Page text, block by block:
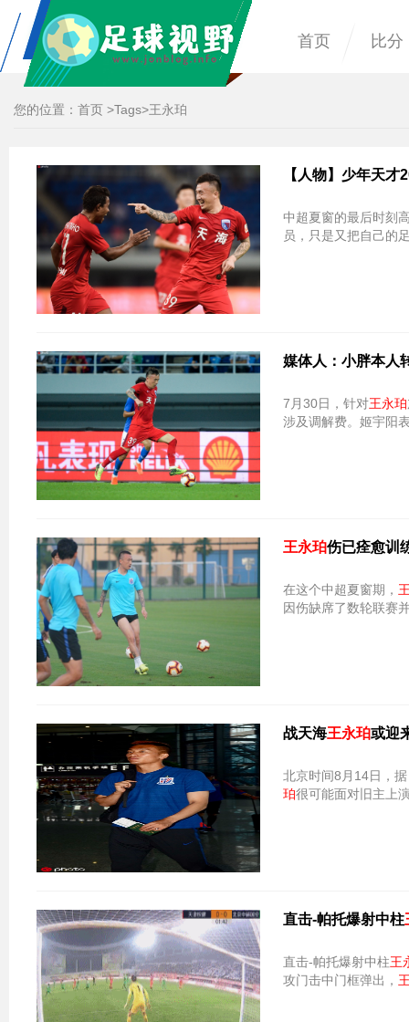
首页 比分
您的位置： 首页 >Tags>王永珀
【人物】少年天
中超夏窗的最后时刻
员，只是又把自己的
媒体人：小胖本人
7月30日，针对王永珀
涉及调解费。姬宇阳
王永珀伤已痊愈训
在这个中超夏窗期，
因伤缺席了数轮联赛
战天海王永珀或迎
北京时间8月14日，
珀很可能面对旧主上
直击-帕托爆射中柱
直击-帕托爆射中柱王
攻门击中门框弹出，